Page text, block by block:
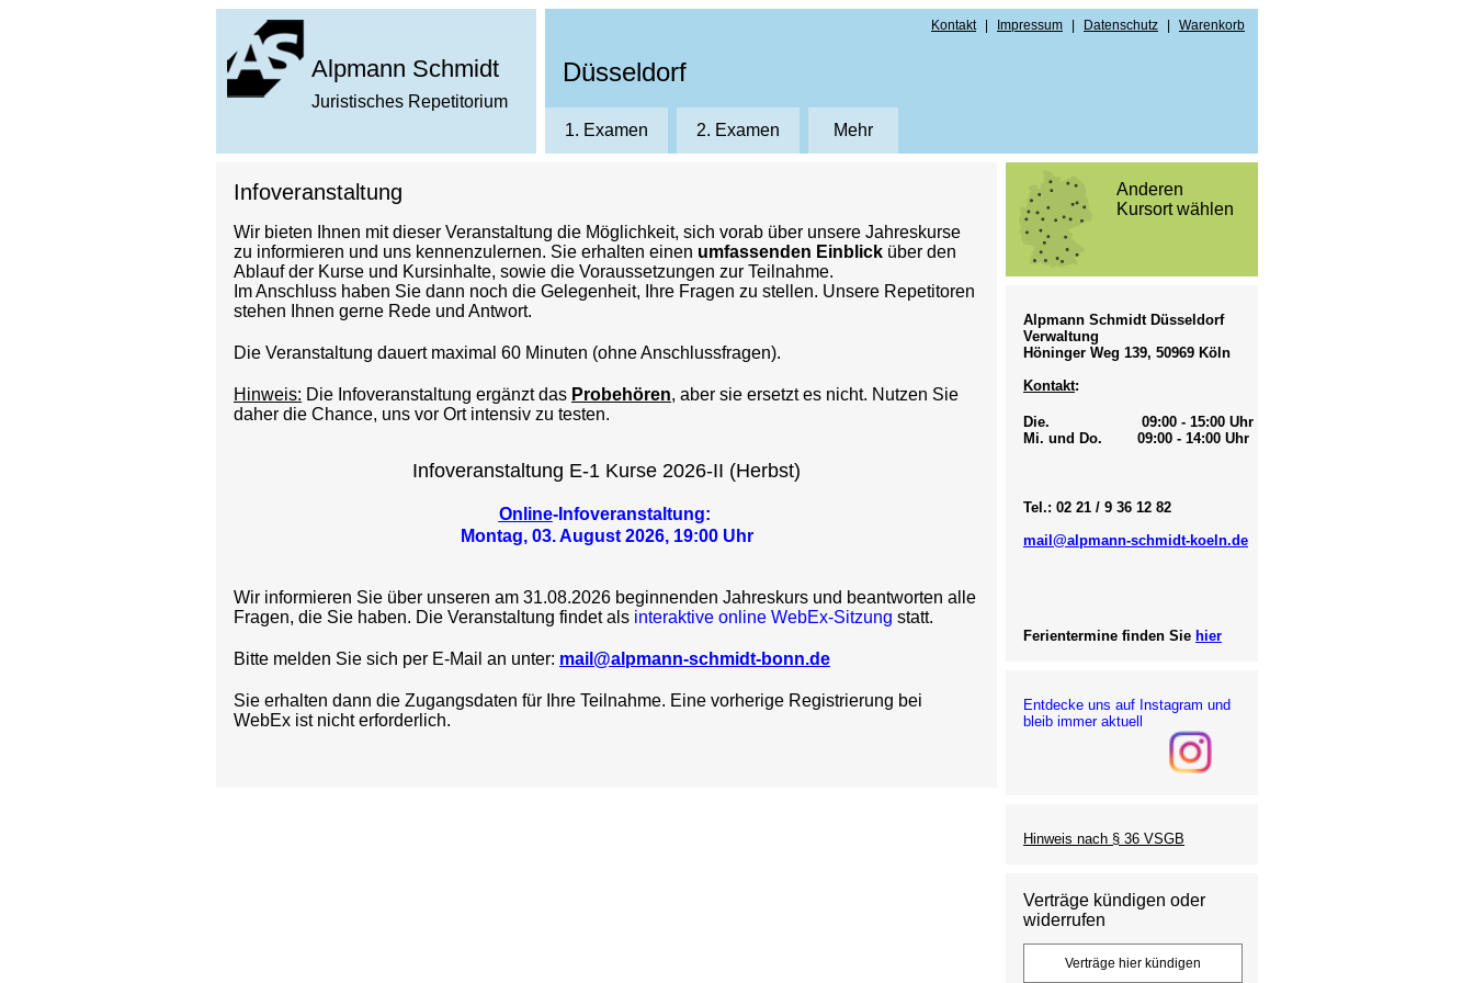
Alpmann Schmidt
Juristisches Repetitorium
Kontakt Impressum Datenschutz Warenkorb
Düsseldorf
1. Examen
Jahreskurse in Düsseldorf
Kommunalrecht NRW
Europarecht
Endspurtpaket
2. Examen
Assessorkurse
Mehr
Kursanmeldung
Das AS Kurssystem
Wissenswertes A-Z
Allgemeine Geschäftsbedingungen
Über uns
Infoveranstaltung
Wir bieten Ihnen mit dieser Veranstaltung die Möglichkeit, sich vorab über unsere Jahreskurse
zu informieren und uns kennenzulernen. Sie erhalten einen umfassenden Einblick über den
Ablauf der Kurse und Kursinhalte, sowie die Voraussetzungen zur Teilnahme.
Im Anschluss haben Sie dann noch die Gelegenheit, Ihre Fragen zu stellen. Unsere Repetitoren
stehen Ihnen gerne Rede und Antwort.
Die Veranstaltung dauert maximal 60 Minuten (ohne Anschlussfragen).
Hinweis: Die Infoveranstaltung ergänzt das Probehören, aber sie ersetzt es nicht. Nutzen Sie
daher die Chance, uns vor Ort intensiv zu testen.
Infoveranstaltung E-1 Kurse 2026-II (Herbst)
Online-Infoveranstaltung:
Montag, 03. August 2026, 19:00 Uhr
Wir informieren Sie über unseren am 31.08.2026 beginnenden Jahreskurs und beantworten alle
Fragen, die Sie haben. Die Veranstaltung findet als interaktive online WebEx-Sitzung statt.
Bitte melden Sie sich per E-Mail an unter: mail@alpmann-schmidt-bonn.de
Sie erhalten dann die Zugangsdaten für Ihre Teilnahme. Eine vorherige Registrierung bei
WebEx ist nicht erforderlich.
Anderen
Kursort wählen
Alpmann Schmidt Düsseldorf
Verwaltung
Höninger Weg 139, 50969 Köln
Kontakt:
Die. 09:00 - 15:00 Uhr
Mi. und Do. 09:00 - 14:00 Uhr
Tel.: 02 21 / 9 36 12 82
mail@alpmann-schmidt-koeln.de
Ferientermine finden Sie hier
Entdecke uns auf Instagram und
bleib immer aktuell
Hinweis nach § 36 VSGB
Verträge kündigen oder
widerrufen